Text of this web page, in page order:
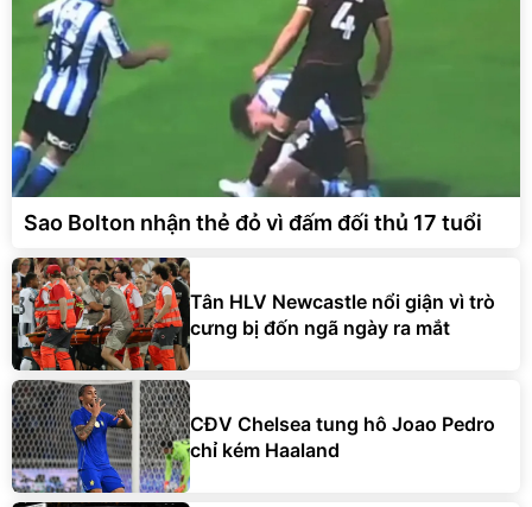
Sao Bolton nhận thẻ đỏ vì đấm đối thủ 17 tuổi
Tân HLV Newcastle nổi giận vì trò
cưng bị đốn ngã ngày ra mắt
CĐV Chelsea tung hô Joao Pedro
chỉ kém Haaland